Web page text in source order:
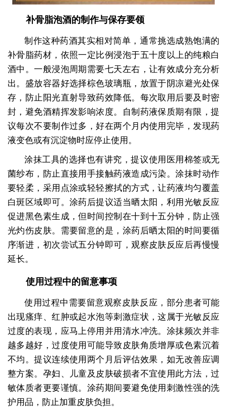
补骨脂泡酒的制作与保存要领
制作这种药酒其实相对简单，通常挑选成熟饱满的
补骨脂药材，依照一定比例浸泡于五十度以上的纯粮白
酒中。一般浸泡周期需要七天左右，让有效成分充分析
出。盛放容器好选择棕色玻璃瓶，放置于阴凉避光处保
存，防止阳光直射导致药效降低。每次取用后要及时密
封，避免酒精挥发影响浓度。自制药液保质期有限，提
议每次不要制作过多，好在两个月内使用完毕，发现药
液变色或有沉淀物时应停止使用。
涂抹工具的选择也有讲究，提议使用医用棉签或无
菌纱布，防止直接用手接触药液造成污染。涂抹时动作
要轻柔，采用点涂或轻轻擦拭的方式，让药液均匀覆盖
白斑区域即可。涂药后提议适当晒太阳，利用光敏反应
促进黑色素生成，但时间控制在十到十五分钟，防止强
光灼伤皮肤。需要留意的是，涂药后晒太阳的时间要循
序渐进，初次尝试五分钟即可，观察皮肤反应后再慢慢
延长。
使用过程中的留意事项
使用过程中需要留意观察皮肤反应，部分患者可能
出现瘙痒、红肿或起水泡等刺激症状，这属于光敏反应
过度的表现，应马上停用并用清水冲洗。涂抹频次并非
越多越好，过度使用可能导致皮肤角质增厚或色素沉着
不均。提议连续使用两个月后评估效果，如无改善应调
整方案。孕妇、儿童及皮肤破损者不宜使用此方法，过
敏体质者更要谨慎。涂药期间要避免使用刺激性强的洗
护用品，防止加重皮肤负担。